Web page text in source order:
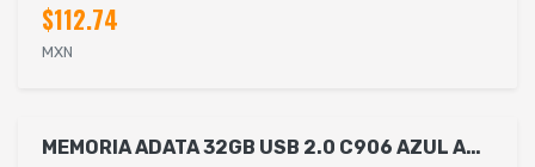
$112.74
MXN
MEMORIA ADATA 32GB USB 2.0 C906 AZUL AC906-32G-RWB